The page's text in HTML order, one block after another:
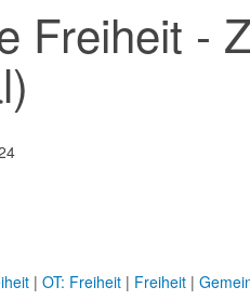
Freiheit -
| OT: Freiheit | Freiheit |